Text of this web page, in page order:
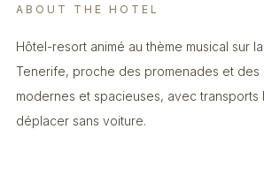
ABOUT THE HOTEL
Hôtel-resort animé au thème musical sur
Tenerife, proche des promenades et des
modernes et spacieuses, avec
déplacer sans voiture.